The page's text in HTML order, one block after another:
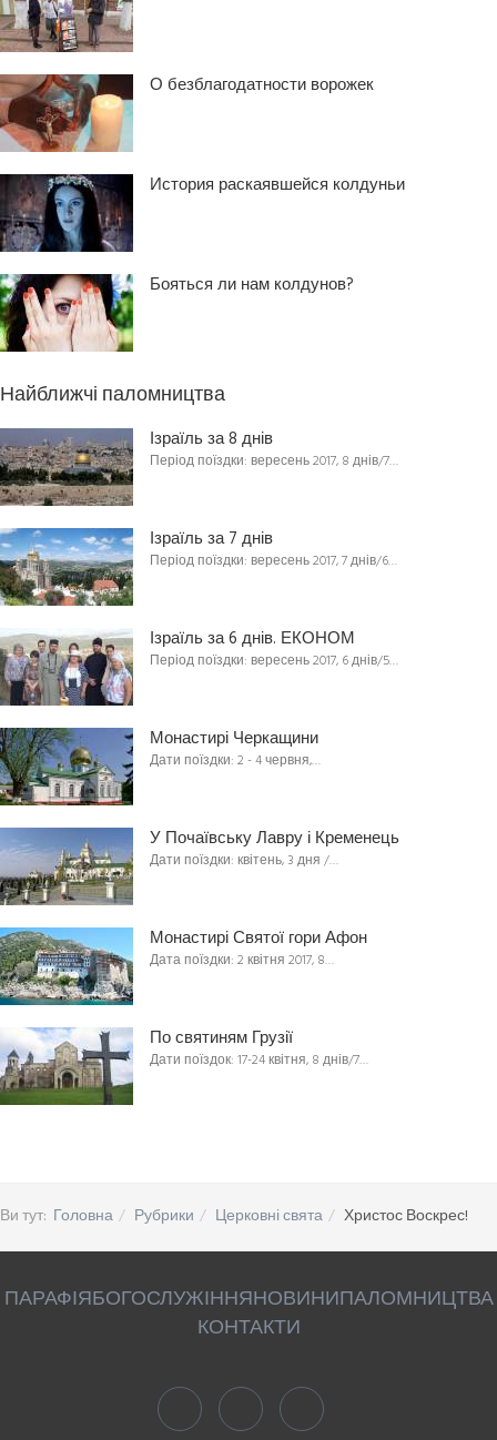
О безблагодатности ворожек
История раскаявшейся колдуньи
Бояться ли нам колдунов?
Найближчі паломництва
Ізраїль за 8 днів
Період поїздки: вересень 2017, 8 днів/7…
Ізраїль за 7 днів
Період поїздки: вересень 2017, 7 днів/6…
Ізраїль за 6 днів. ЕКОНОМ
Період поїздки: вересень 2017, 6 днів/5…
Монастирі Черкащини
Дати поїздки: 2 - 4 червня,…
У Почаївську Лавру і Кременець
Дати поїздки: квітень, 3 дня /…
Монастирі Святої гори Афон
Дата поїздки: 2 квітня 2017, 8…
По святиням Грузії
Дати поїздок: 17-24 квітня, 8 днів/7…
Ви тут: Головна Рубрики Церковні свята Христос Воскрес!
ПАРАФІЯБОГОСЛУЖІННЯНОВИНИПАЛОМНИЦТВА
КОНТАКТИ